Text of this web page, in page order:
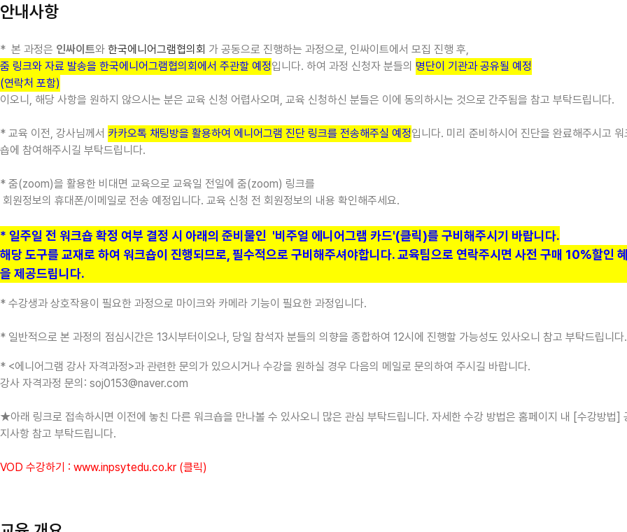
안내사항
* 본 과정은 인싸이트와 한국에니어그램협의회 가 공동으로 진행하는 과정으로, 인싸이트에서 모집 진행 후,
줌 링크와 자료 발송을 한국에니어그램협의회에서 주관할 예정입니다. 하여 과정 신청자 분들의 명단이 기관과 공유될 예정
(연락처 포함)
이오니, 해당 사항을 원하지 않으시는 분은 교육 신청 어렵사오며, 교육 신청하신 분들은 이에 동의하시는 것으로 간주됨을 참고 부탁드립니다.
* 교육 이전, 강사님께서 카카오톡 채팅방을 활용하여 에니어그램 진단 링크를 전송해주실 예정입니다. 미리 준비하시어 진단을 완료해주시고 워
숍에 참여해주시길 부탁드립니다.
* 줌(zoom)을 활용한 비대면 교육으로 교육일 전일에 줌(zoom) 링크를
회원정보의 휴대폰/이메일로 전송 예정입니다. 교육 신청 전 회원정보의 내용 확인해주세요.
* 일주일 전 워크숍 확정 여부 결정 시 아래의 준비물인 '비주얼 에니어그램 카드'(클릭)를 구비해주시기 바랍니다.
해당 도구를 교재로 하여 워크숍이 진행되므로, 필수적으로 구비해주셔야합니다. 교육팀으로 연락주시면 사전 구매 10%할인
을 제공드립니다.
* 수강생과 상호작용이 필요한 과정으로 마이크와 카메라 기능이 필요한 과정입니다.
* 일반적으로 본 과정의 점심시간은 13시부터이오나, 당일 참석자 분들의 의향을 종합하여 12시에 진행할 가능성도 있사오니 참고 부탁드립니다.
* <에니어그램 강사 자격과정>과 관련한 문의가 있으시거나 수강을 원하실 경우 다음의 메일로 문의하여 주시길 바랍니다.
강사 자격과정 문의: soj0153@naver.com
★아래 링크로 접속하시면 이전에 놓친 다른 워크숍을 만나볼 수 있사오니 많은 관심 부탁드립니다. 자세한 수강 방법은 홈페이지 내 [수강방법]
지사항 참고 부탁드립니다.
VOD 수강하기 : www.inpsytedu.co.kr (클릭)